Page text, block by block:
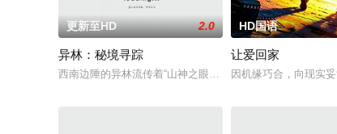
更新至HD 2.0
异林：秘境寻踪
西南边陲的异林流传着“山神之眼”的恐怖传说，生物系学
HD国语
让爱回家
因机缘巧合，向现实